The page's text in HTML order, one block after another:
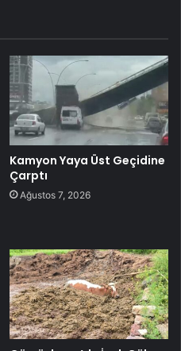
tüketimi 1 milyon 22 bin
oldu